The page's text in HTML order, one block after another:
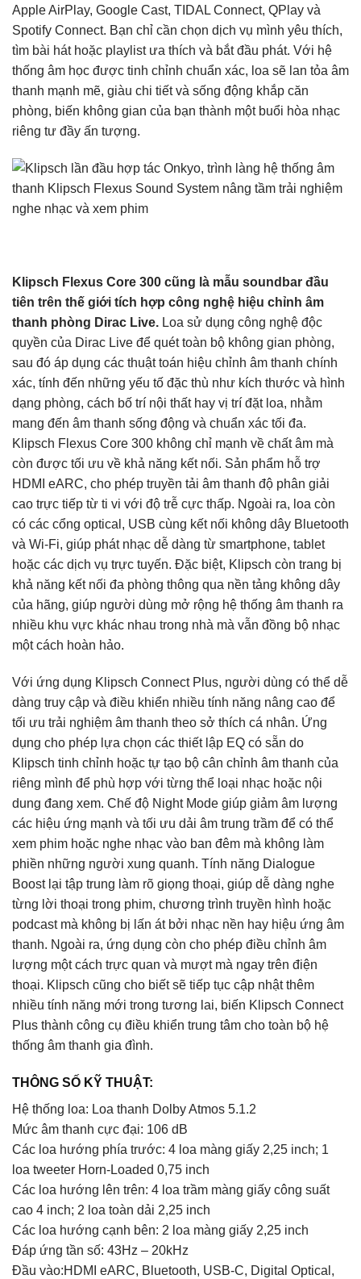
Apple AirPlay, Google Cast, TIDAL Connect, QPlay và
Spotify Connect. Bạn chỉ cần chọn dịch vụ mình yêu thích,
tìm bài hát hoặc playlist ưa thích và bắt đầu phát. Với hệ
thống âm học được tinh chỉnh chuẩn xác, loa sẽ lan tỏa âm
thanh mạnh mẽ, giàu chi tiết và sống động khắp căn
phòng, biến không gian của bạn thành một buổi hòa nhạc
riêng tư đầy ấn tượng.
Klipsch Flexus Core 300 cũng là mẫu soundbar đầu
tiên trên thế giới tích hợp công nghệ hiệu chỉnh âm
thanh phòng Dirac Live. Loa sử dụng công nghệ độc
quyền của Dirac Live để quét toàn bộ không gian phòng,
sau đó áp dụng các thuật toán hiệu chỉnh âm thanh chính
xác, tính đến những yếu tố đặc thù như kích thước và hình
dạng phòng, cách bố trí nội thất hay vị trí đặt loa, nhằm
mang đến âm thanh sống động và chuẩn xác tối đa.
Klipsch Flexus Core 300 không chỉ mạnh về chất âm mà
còn được tối ưu về khả năng kết nối. Sản phẩm hỗ trợ
HDMI eARC, cho phép truyền tải âm thanh độ phân giải
cao trực tiếp từ ti vi với độ trễ cực thấp. Ngoài ra, loa còn
có các cổng optical, USB cùng kết nối không dây Bluetooth
và Wi-Fi, giúp phát nhạc dễ dàng từ smartphone, tablet
hoặc các dịch vụ trực tuyến. Đặc biệt, Klipsch còn trang bị
khả năng kết nối đa phòng thông qua nền tảng không dây
của hãng, giúp người dùng mở rộng hệ thống âm thanh ra
nhiều khu vực khác nhau trong nhà mà vẫn đồng bộ nhạc
một cách hoàn hảo.
Với ứng dụng Klipsch Connect Plus, người dùng có thể dễ
dàng truy cập và điều khiển nhiều tính năng nâng cao để
tối ưu trải nghiệm âm thanh theo sở thích cá nhân. Ứng
dụng cho phép lựa chọn các thiết lập EQ có sẵn do
Klipsch tinh chỉnh hoặc tự tạo bộ cân chỉnh âm thanh của
riêng mình để phù hợp với từng thể loại nhạc hoặc nội
dung đang xem. Chế độ Night Mode giúp giảm âm lượng
các hiệu ứng mạnh và tối ưu dải âm trung trầm để có thể
xem phim hoặc nghe nhạc vào ban đêm mà không làm
phiền những người xung quanh. Tính năng Dialogue
Boost lại tập trung làm rõ giọng thoại, giúp dễ dàng nghe
từng lời thoại trong phim, chương trình truyền hình hoặc
podcast mà không bị lấn át bởi nhạc nền hay hiệu ứng âm
thanh. Ngoài ra, ứng dụng còn cho phép điều chỉnh âm
lượng một cách trực quan và mượt mà ngay trên điện
thoại. Klipsch cũng cho biết sẽ tiếp tục cập nhật thêm
nhiều tính năng mới trong tương lai, biến Klipsch Connect
Plus thành công cụ điều khiển trung tâm cho toàn bộ hệ
thống âm thanh gia đình.
THÔNG SỐ KỸ THUẬT:
Hệ thống loa: Loa thanh Dolby Atmos 5.1.2
Mức âm thanh cực đại: 106 dB
Các loa hướng phía trước: 4 loa màng giấy 2,25 inch; 1
loa tweeter Horn-Loaded 0,75 inch
Các loa hướng lên trên: 4 loa trầm màng giấy công suất
cao 4 inch; 2 loa toàn dải 2,25 inch
Các loa hướng cạnh bên: 2 loa màng giấy 2,25 inch
Đáp ứng tần số: 43Hz – 20kHz
Đầu vào:HDMI eARC, Bluetooth, USB-C, Digital Optical,